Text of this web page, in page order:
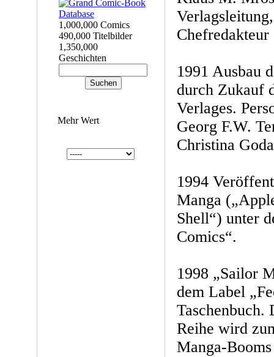
1,000,000 Comics
490,000 Titelbilder
1,350,000
Geschichten
Mehr Wert
Chefredakteur
1991 Ausbau
durch Zukauf
Verlages.
Georg F.W.
Christina
1994
Manga
Shell“) unter
Comics“.
1998 „Sailor
dem Label
Taschenbuch.
Reihe wird
Manga-